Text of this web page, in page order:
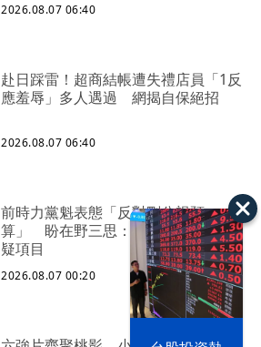
以色列 穹頂
2026.08.07 06:40
赴日踩雷！超商結帳遭失禮店員「1反
應羞辱」多人遇過 網揭自保絕招
2026.08.07 06:40
前時力黨魁表態「反對刪公視預
算」 盼在野三思：改凍結處理受質
疑項目
2026.08.07 00:20